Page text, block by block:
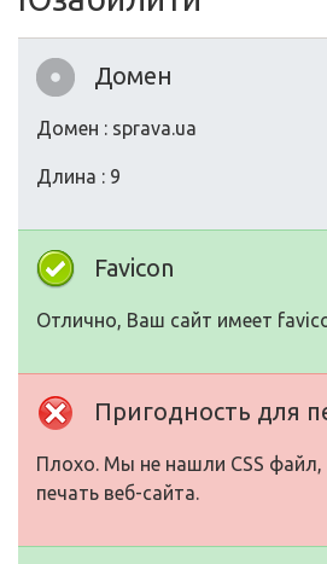
Домен
Домен : sprava.ua
Длина : 9
Favicon
Отлично, Ваш сайт имеет
Пригодность для
Плохо. Мы не нашли CSS
печать веб-сайта.